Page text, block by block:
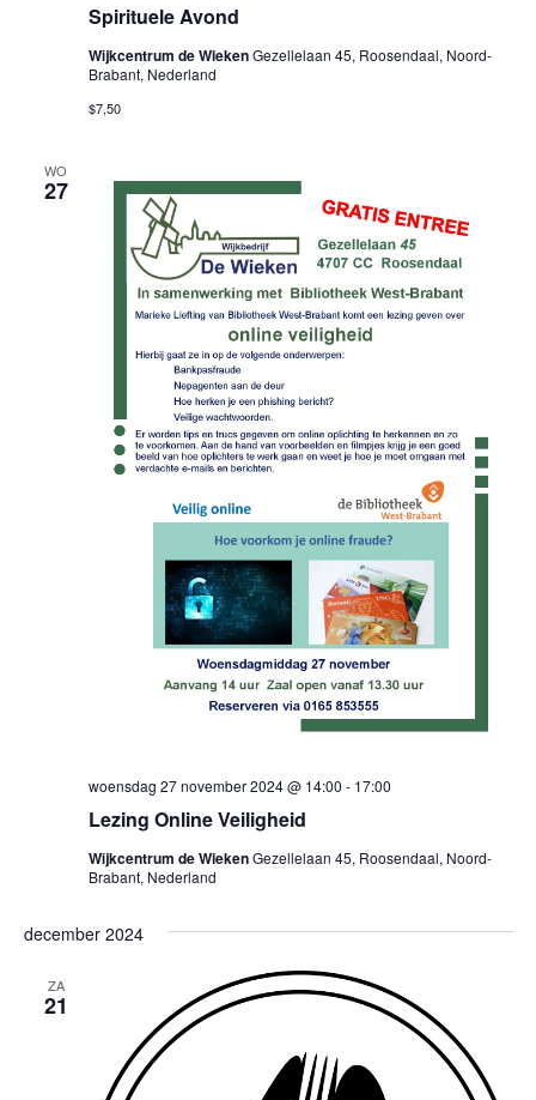
Spirituele Avond
Wijkcentrum de WiekenGezellelaan 45, Roosendaal, Noord-
Brabant, Nederland
$7,50
WO
27
Lezing Online Veiligheid
woensdag 27 november 2024 @ 14:00 - 17:00
Wijkcentrum de WiekenGezellelaan 45, Roosendaal, Noord-
Brabant, Nederland
december 2024
ZA
21